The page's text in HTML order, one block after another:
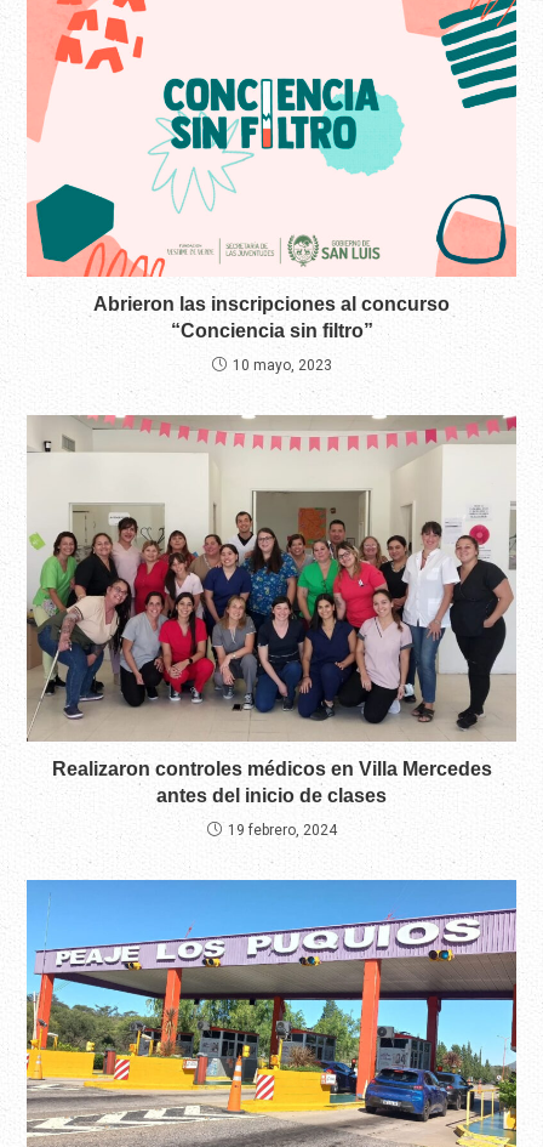
Abrieron las inscripciones al concurso
“Conciencia sin filtro”
10 mayo, 2023
Realizaron controles médicos en Villa Mercedes
antes del inicio de clases
19 febrero, 2024